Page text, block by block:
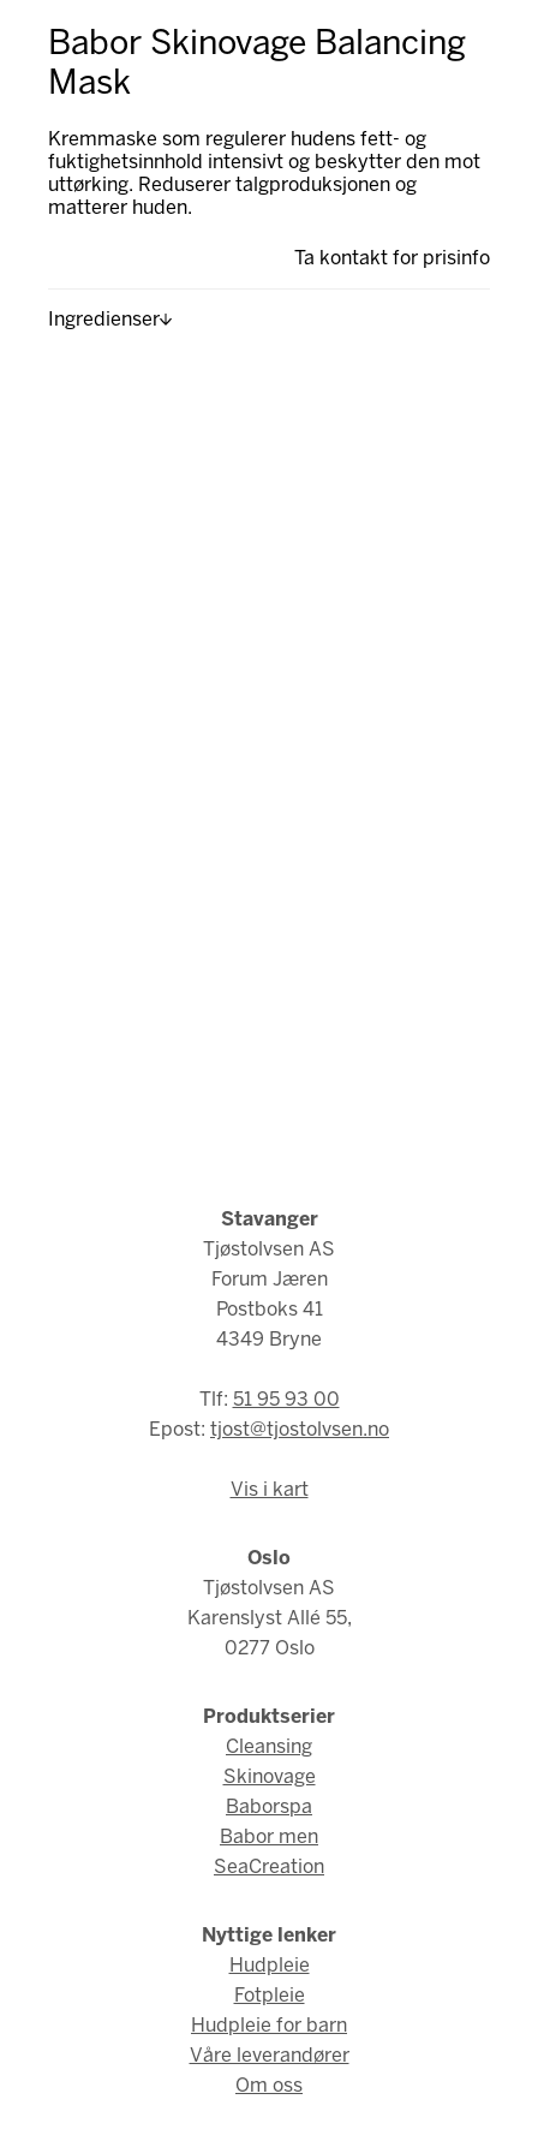
Babor Skinovage Balancing
Mask
Kremmaske som regulerer hudens fett- og
fuktighetsinnhold intensivt og beskytter den mot
uttørking. Reduserer talgproduksjonen og
matterer huden.
Ta kontakt for prisinfo
Ingredienser
Stavanger
Tjøstolvsen AS
Forum Jæren
Postboks 41
4349 Bryne
Tlf: 51 95 93 00
Epost: tjost@tjostolvsen.no
Vis i kart
Oslo
Tjøstolvsen AS
Karenslyst Allé 55,
0277 Oslo
Produktserier
Cleansing
Skinovage
Baborspa
Babor men
SeaCreation
Nyttige lenker
Hudpleie
Fotpleie
Hudpleie for barn
Våre leverandører
Om oss